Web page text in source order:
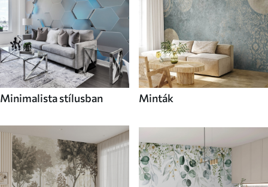
Minimalista stílusban Minták